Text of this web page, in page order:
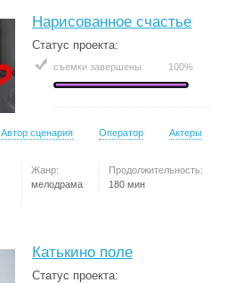
Нарисованное счастье
Статус проекта:
съемки завершены 100%
Автор сценария Оператор Актеры
Жанр:
мелодрама
Продолжительность:
180 мин
Катькино поле
Статус проекта: